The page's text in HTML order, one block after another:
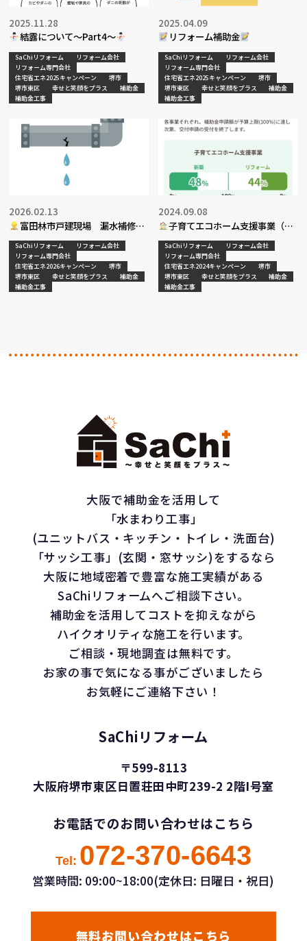
結露について～Part4～
2025.11.28
SaChiリフォーム
リフォーム会社
リフォーム専門会社
住宅省エネ2025キャンペーン
堺市
堺市東区
幸せと笑顔をプラス
補助金
補助金工事
リフォーム補助金
2025.04.09
SaChiリフォーム
リフォーム会社
リフォーム専門会社
住宅省エネ2025キャンペーン
堺市
堺市東区
幸せと笑顔をプラス
補助金
補助金工事
富田林市戸建現場 漏水補修工
事完了
2026.02.13
SaChiリフォーム
リフォーム会社
リフォーム専門会社
住宅省エネ2026キャンペーン
堺市
堺市東区
幸せと笑顔をプラス
補助金
補助金工事
子育てエコホーム支援事業（補
助金）
2024.09.08
SaChiリフォーム
リフォーム会社
リフォーム専門会社
住宅省エネ2024キャンペーン
堺市
堺市東区
幸せと笑顔をプラス
補助金
補助金工事
大阪で補助金を活用して
「水まわり工事」
(ユニットバス・キッチン・トイレ・洗面台)
「サッシ工事」(玄関・窓サッシ)をするなら
大阪に地域密着で豊富な施工実績がある
SaChiリフォームへご相談下さい。
補助金を活用してコストを抑えながら
ハイクオリティな施工を行います。
ご相談・現地調査は無料です。
お家の事で気になる事がございましたら
お気軽にご連絡下さい！
SaChiリフォーム
〒599-8113
大阪府堺市東区日置荘田中町239-2 2階I号室
お電話でのお問い合わせはこちら
Tel: 072-370-6643
営業時間: 09:00~18:00(定休日: 日曜日・祝日)
無料お問い合わせはこちら